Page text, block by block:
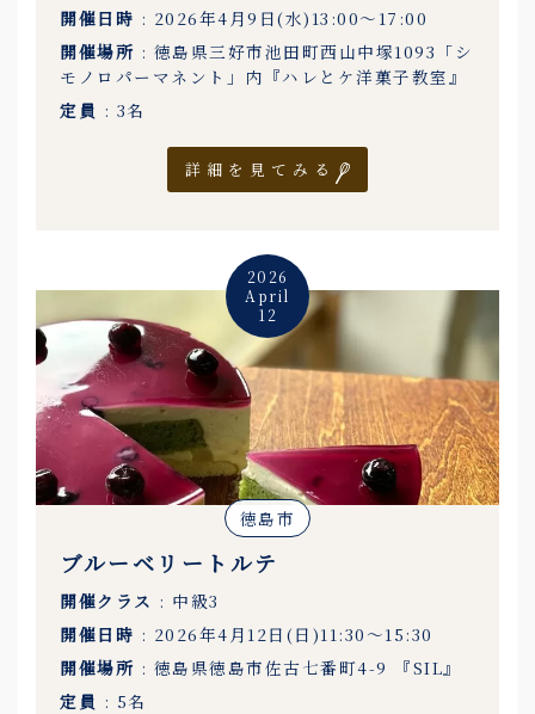
開催日時 : 2026年4月9日(水)13:00〜17:00
開催場所 : 徳島県三好市池田町西山中塚1093「シ
モノロパーマネント」内『ハレとケ洋菓子教室』
定員 : 3名
詳細を見てみる
2026
April
12
徳島市
ブルーベリートルテ
開催クラス : 中級3
開催日時 : 2026年4月12日(日)11:30〜15:30
開催場所 : 徳島県徳島市佐古七番町4-9 『SIL』
定員 : 5名